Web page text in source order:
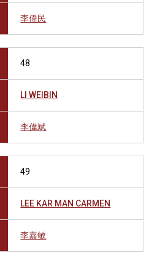
李偉民
48
LI WEIBIN
李偉斌
49
LEE KAR MAN CARMEN
李嘉敏